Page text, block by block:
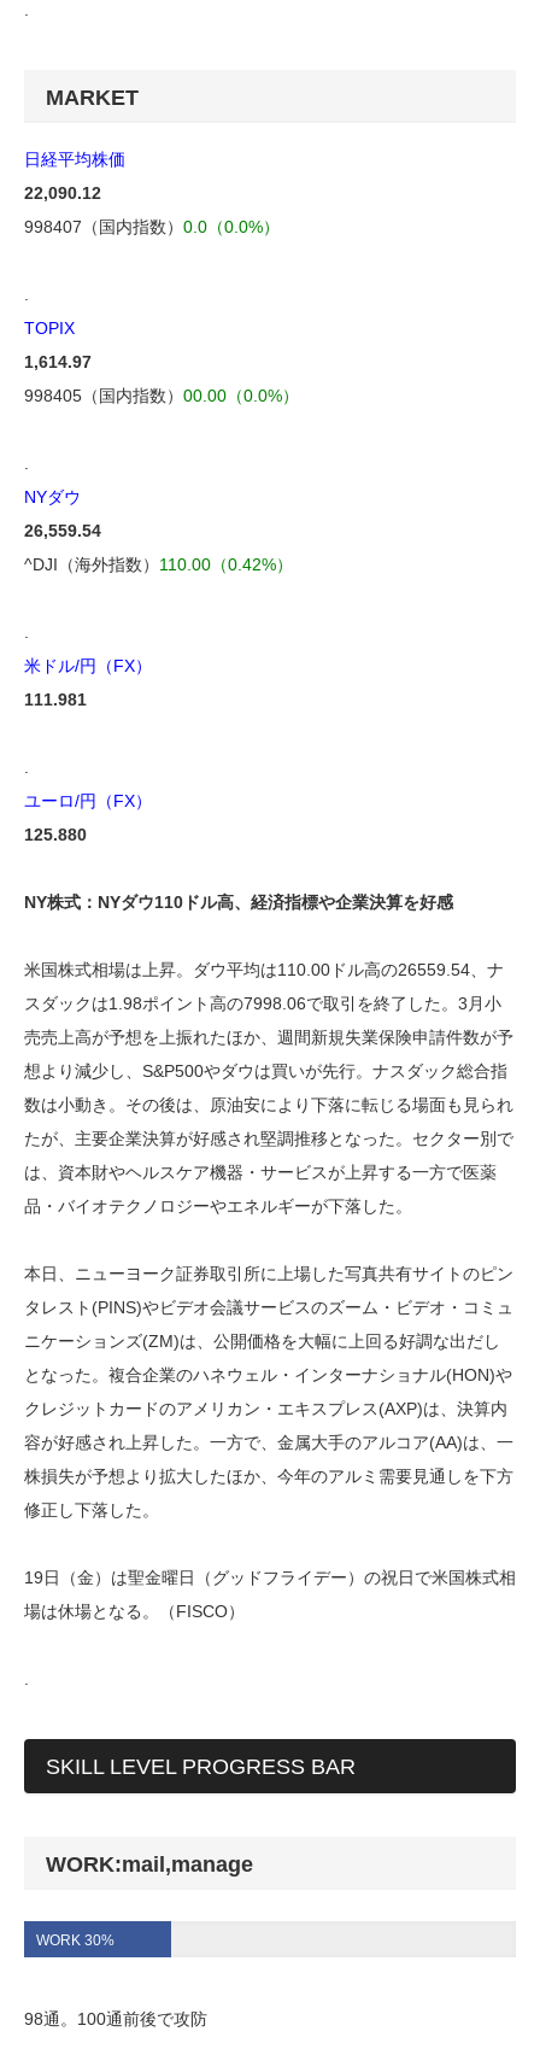
MARKET
日経平均株価
22,090.12
998407（国内指数） 0.0（0.0%）
.
TOPIX
1,614.97
998405（国内指数） 00.00（0.0%）
.
NYダウ
26,559.54
^DJI（海外指数） 110.00（0.42%）
.
米ドル/円（FX）
111.981
.
ユーロ/円（FX）
125.880
NY株式：NYダウ110ドル高、経済指標や企業決算を好感
米国株式相場は上昇。ダウ平均は110.00ドル高の26559.54、ナ
スダックは1.98ポイント高の7998.06で取引を終了した。3月小
売売上高が予想を上振れたほか、週間新規失業保険申請件数が予
想より減少し、S&P500やダウは買いが先行。ナスダック総合指
数は小動き。その後は、原油安により下落に転じる場面も見られ
たが、主要企業決算が好感され堅調推移となった。セクター別で
は、資本財やヘルスケア機器・サービスが上昇する一方で医薬
品・バイオテクノロジーやエネルギーが下落した。
本日、ニューヨーク証券取引所に上場した写真共有サイトのピン
タレスト(PINS)やビデオ会議サービスのズーム・ビデオ・コミュ
ニケーションズ(ZM)は、公開価格を大幅に上回る好調な出だし
となった。複合企業のハネウェル・インターナショナル(HON)や
クレジットカードのアメリカン・エキスプレス(AXP)は、決算内
容が好感され上昇した。一方で、金属大手のアルコア(AA)は、一
株損失が予想より拡大したほか、今年のアルミ需要見通しを下方
修正し下落した。
19日（金）は聖金曜日（グッドフライデー）の祝日で米国株式相
場は休場となる。（FISCO）
.
SKILL LEVEL PROGRESS BAR
WORK:mail,manage
WORK 30%
98通。100通前後で攻防